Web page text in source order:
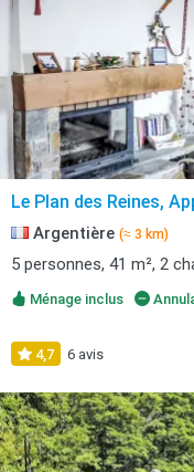
Le Plan des Reines,
Argentière (≈ 3 km)
5 personnes, 41 m², 2
Ménage inclus
4,7 6 avis